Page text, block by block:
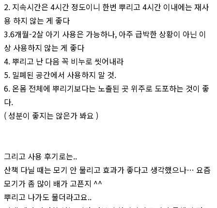
2. 지속시간은 4시간 정도이니 한번 뿌리고 4시간 이내에는 재사
용 하지 않는 게 좋다
3.6개월-2살 아기 사용은 가능하나, 아주 급박한 상황이 아닌 이
상 사용하지 않는 게 좋다
4. 뿌리고 난 다음 꼭 비누로 씻어내라
5. 밀폐된 공간에서 사용하지 말 것.
6. 온몸 전체에 뿌리기보다는 노출된 곳 위주로 도포하는 것이 좋
다.
( 성분이 좋지는 않은가 봐요 )
그리고 사용 후기로는..
산책 다닐 때는 모기 안 물리고 효과가 좋다고 생각했으나… 요즘
모기가 좀 많이 배가 고픈지 ^^
뿌리고 나가도 물더라고요..